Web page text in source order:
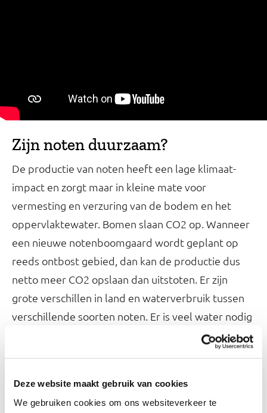
Deze website maakt gebruik van cookies
We gebruiken cookies om ons websiteverkeer te
Zijn noten duurzaam?
De productie van noten heeft een lage klimaat-
impact en zorgt maar in kleine mate voor
vermesting en verzuring van de bodem en het
oppervlaktewater. Bomen slaan CO2 op. Wanneer
een nieuwe notenboomgaard wordt geplant op
reeds ontbost gebied, dan kan de productie dus
netto meer CO2 opslaan dan uitstoten. Er zijn
grote verschillen in land en waterverbruik tussen
verschillende soorten noten. Er is veel water nodig
voor de productie van boomnoten. Veel meer
water dan bij de productie van pinda's of andere
kan leiden tot problemen in gebieden waar water
schaars is.